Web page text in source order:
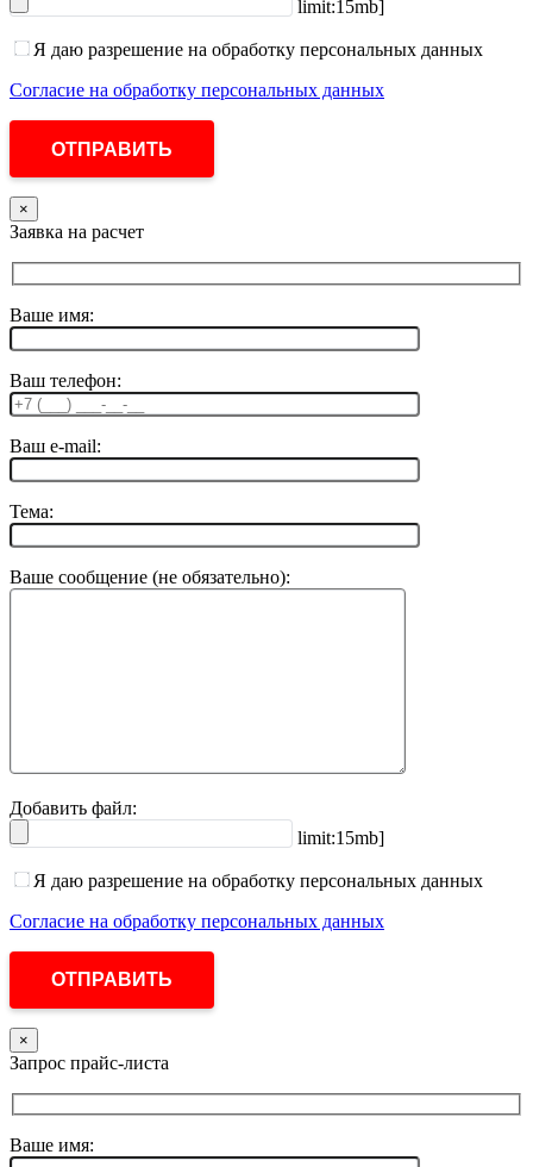
limit:15mb]
Я даю разрешение на обработку персональных данных
Согласие на обработку персональных данных
×
Заявка на расчет
Ваше имя:
Ваш телефон:
Ваш e-mail:
Тема:
Ваше сообщение (не обязательно):
Добавить файл:
limit:15mb]
Я даю разрешение на обработку персональных данных
Согласие на обработку персональных данных
×
Запрос прайс-листа
Ваше имя: